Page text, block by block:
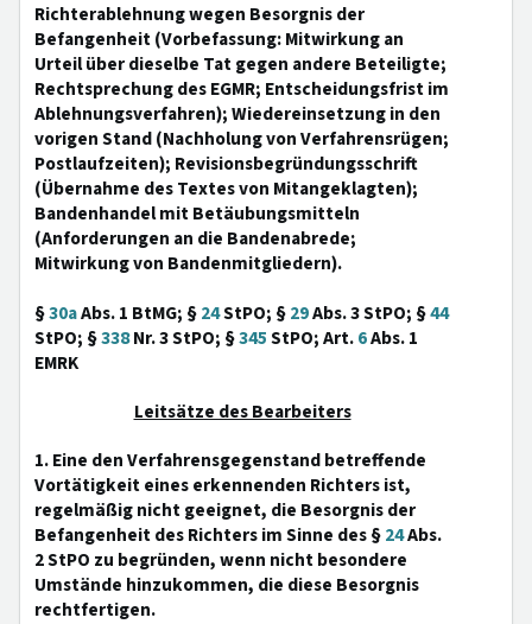
Richterablehnung wegen Besorgnis der
Befangenheit (Vorbefassung: Mitwirkung an
Urteil über dieselbe Tat gegen andere Beteiligte;
Rechtsprechung des EGMR; Entscheidungsfrist im
Ablehnungsverfahren); Wiedereinsetzung in den
vorigen Stand (Nachholung von Verfahrensrügen;
Postlaufzeiten); Revisionsbegründungsschrift
(Übernahme des Textes von Mitangeklagten);
Bandenhandel mit Betäubungsmitteln
(Anforderungen an die Bandenabrede;
Mitwirkung von Bandenmitgliedern).
§30aAbs. 1 BtMG; §24StPO; §29Abs. 3 StPO; §44
StPO; §338Nr. 3 StPO; §345StPO; Art.6Abs. 1
EMRK
Leitsätze des Bearbeiters
1. Eine den Verfahrensgegenstand betreffende
Vortätigkeit eines erkennenden Richters ist,
regelmäßig nicht geeignet, die Besorgnis der
Befangenheit des Richters im Sinne des §24Abs.
2 StPO zu begründen, wenn nicht besondere
Umstände hinzukommen, die diese Besorgnis
rechtfertigen.